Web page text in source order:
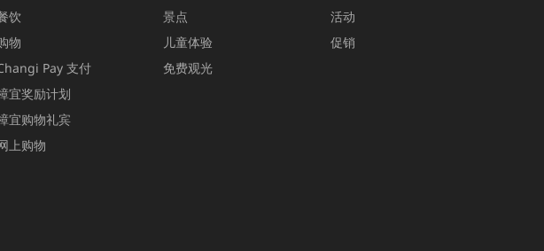
饮
物
Pay 支付
宜奖励计划
宜购物礼宾
上购物
景点
儿童体验
免费观光
活动
促销